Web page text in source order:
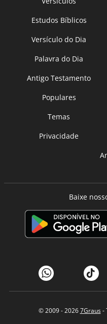
Estudos Bíblicos
Versículo do Dia
Palavra do Dia
Antigo Testamento
Populares
Temas
Privacidade
Baixe
© 2009 - 20267Graus-